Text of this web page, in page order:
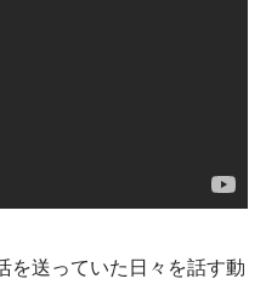
を送っていた日々を話す動